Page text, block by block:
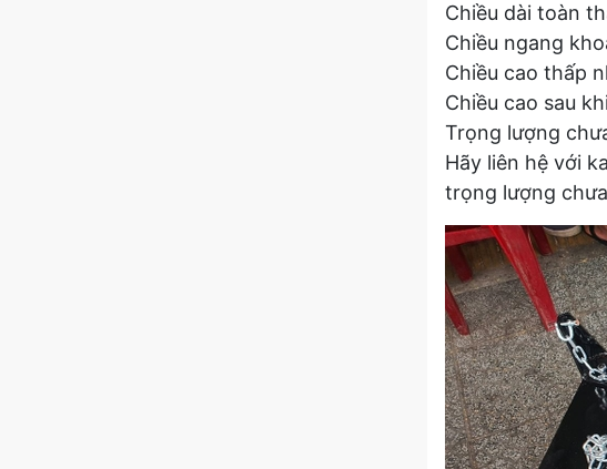
Chiều dài toàn
Chiều ngang
Chiều cao thấp
Chiều cao sau
Trọng lượng
Hãy liên hệ với
trọng lượng